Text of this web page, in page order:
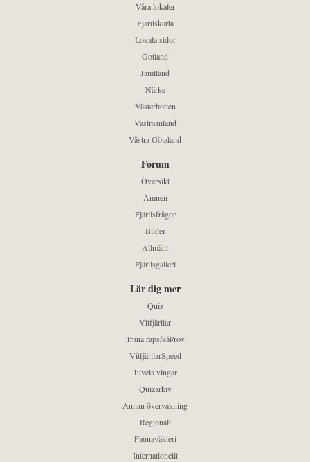
Våra lokaler
Fjärilskarta
Lokala sidor
Gotland
Jämtland
Närke
Västerbotten
Västmanland
Västra Götaland
Forum
Översikt
Ämnen
Fjärilsfrågor
Bilder
Allmänt
Fjärilsgalleri
Lär dig mer
Quiz
Vitfjärilar
Träna raps/kål/rov
VitfjärilarSpeed
Juvela vingar
Quizarkiv
Annan övervakning
Regionalt
Faunaväkteri
Internationellt